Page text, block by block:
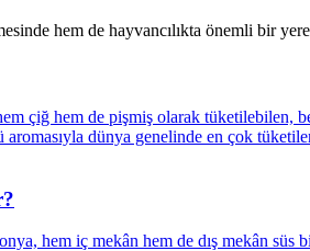
hem de hayvancılıkta önemli bir